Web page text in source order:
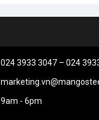
024 3933 3047 – 024
9am - 6pm